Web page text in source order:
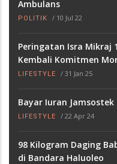
Ambulans
POLITIK / 10 Jul 22
Peringatan Isra Mikraj
Kembali Komitmen
LIFESTYLE / 31 Jan 25
Bayar Iuran
LIFESTYLE / 22 Apr 24
98 Kilogram Daging
di Bandara Haluoleo